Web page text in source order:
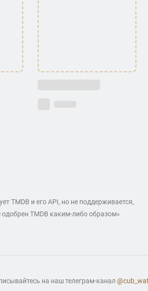
TMDB и его API, но не поддерживается,
одобрен TMDB каким-либо образом»
на наш телеграм-канал